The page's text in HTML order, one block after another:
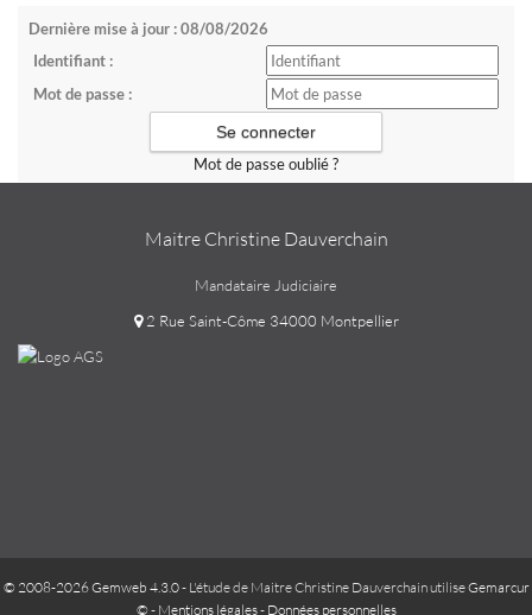
Dernière mise à jour : 08/08/2026
Identifiant :
Mot de passe :
Mot de passe oublié ?
Maitre Christine Dauverchain
Mandataire Judiciaire
2 Rue Saint-Côme 34000 Montpellier
© 2008-2026 Gemweb 4.3.0- L'étude de Maitre Christine Dauverchain utiliseGemarcur
© - Mentions légales- Données personnelles